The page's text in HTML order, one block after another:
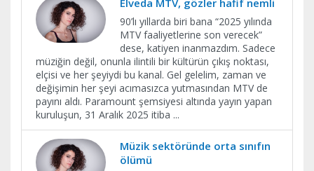
Elveda MTV, gözler hafif nemli
90’lı yıllarda biri bana “2025 yılında
MTV faaliyetlerine son verecek”
dese, katiyen inanmazdım. Sadece
müziğin değil, onunla ilintili bir kültürün çıkış noktası,
elçisi ve her şeyiydi bu kanal. Gel gelelim, zaman ve
değişimin her şeyi acımasızca yutmasından MTV de
payını aldı. Paramount şemsiyesi altında yayın yapan
kuruluşun, 31 Aralık 2025 itiba ...
Müzik sektöründe orta sınıfın
ölümü